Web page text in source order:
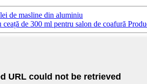
de masline din aluminiu
ceață de 300 ml pentru salon de coafură